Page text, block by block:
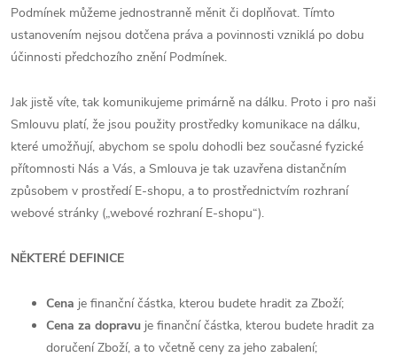
Podmínek můžeme jednostranně měnit či doplňovat. Tímto
ustanovením nejsou dotčena práva a povinnosti vzniklá po dobu
účinnosti předchozího znění Podmínek.
Jak jistě víte, tak komunikujeme primárně na dálku. Proto i pro naši
Smlouvu platí, že jsou použity prostředky komunikace na dálku,
které umožňují, abychom se spolu dohodli bez současné fyzické
přítomnosti Nás a Vás, a Smlouva je tak uzavřena distančním
způsobem v prostředí E-shopu, a to prostřednictvím rozhraní
webové stránky („webové rozhraní E-shopu“).
NĚKTERÉ DEFINICE
Cena je finanční částka, kterou budete hradit za Zboží;
Cena za dopravu je finanční částka, kterou budete hradit za
doručení Zboží, a to včetně ceny za jeho zabalení;